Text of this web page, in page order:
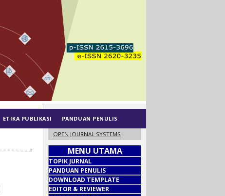
OPEN JOURNAL SYSTEMS
MENU UTAMA
TOPIK JURNAL
PANDUAN PENULIS
DOWNLOAD TEMPLATE
EDITOR & REVIEWER
ETIKA PUBLIKASI PANDUAN PENULIS